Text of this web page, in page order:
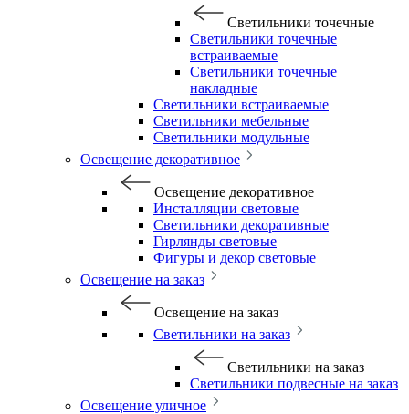
Светильники точечные
Светильники точечные
встраиваемые
Светильники точечные
накладные
Светильники встраиваемые
Светильники мебельные
Светильники модульные
Освещение декоративное
Освещение декоративное
Инсталляции световые
Светильники декоративные
Гирлянды световые
Фигуры и декор световые
Освещение на заказ
Освещение на заказ
Светильники на заказ
Светильники на заказ
Светильники подвесные на заказ
Освещение уличное